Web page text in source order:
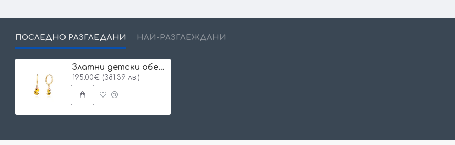
ПОСЛЕДНО РАЗГЛЕДАНИ НАЙ-РАЗГЛЕЖДАНИ
Златни детски обеци Little Duck
195.00€ (381.39 лв.)